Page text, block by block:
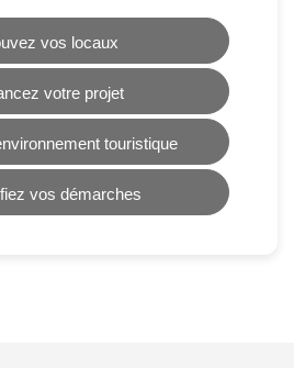
vos locaux
votre projet
touristique
vos démarches